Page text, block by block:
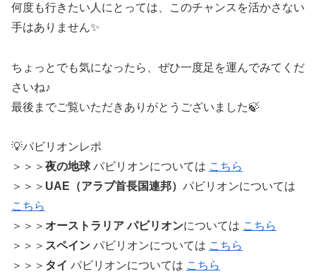
何度も行きたい人にとっては、このチャンスを活かさない
手はありません✨
ちょっとでも気になったら、ぜひ一度足を運んでみてくだ
さいね♪
最後までご覧いただきありがとうございました🍃
💡パビリオンレポ
＞＞＞ 夜の地球パビリオンについては こちら
＞＞＞ UAE（アラブ首長国連邦） パビリオンについては
こちら
＞＞＞ オーストラリア パビリオンについては こちら
＞＞＞ スペイン パビリオンについては こちら
＞＞＞ タイ パビリオンについては こちら